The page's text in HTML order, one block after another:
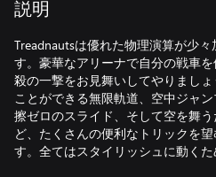
説明
Treadnautsは優れた物理演算が少
す。豪華なアリーナで自分の戦車
殺の一撃をお見舞いしてやりまし
ことができる無限軌道、空中ジャ
擦ゼロのスライド、そして空を舞
ど、たくさんの便利なトリックを
す。全てはスタイリッシュに動くた